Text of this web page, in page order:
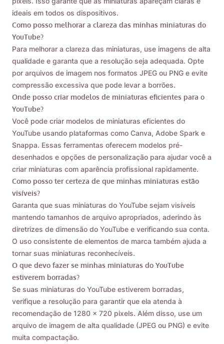
ideais em todos os dispositivos.
Como posso melhorar a clareza das minhas miniaturas do
YouTube?
Para melhorar a clareza das miniaturas, use imagens de alta
qualidade e garanta que a resolução seja adequada. Opte
por arquivos de imagem nos formatos JPEG ou PNG e evite
compressão excessiva que pode levar a borrões.
Onde posso criar modelos de miniaturas eficientes para o
YouTube?
Você pode criar modelos de miniaturas eficientes do
YouTube usando plataformas como Canva, Adobe Spark e
Snappa. Essas ferramentas oferecem modelos pré-
desenhados e opções de personalização para ajudar você a
criar miniaturas com aparência profissional rapidamente.
Como posso ter certeza de que minhas miniaturas estão
visíveis?
Garanta que suas miniaturas do YouTube sejam visíveis
mantendo tamanhos de arquivo apropriados, aderindo às
diretrizes de dimensão do YouTube e verificando sua conta.
O uso consistente de elementos de marca também ajuda a
tornar suas miniaturas reconhecíveis.
O que devo fazer se minhas miniaturas do YouTube
estiverem borradas?
Se suas miniaturas do YouTube estiverem borradas,
verifique a resolução para garantir que ela atenda à
recomendação de 1280 x 720 pixels. Além disso, use um
arquivo de imagem de alta qualidade (JPEG ou PNG) e evite
muita compactação.